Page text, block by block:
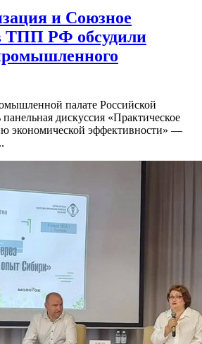
и Союзное
ТПП РФ обсудили
палате Российской
дискуссия «Практическое
экономической эффективности» —